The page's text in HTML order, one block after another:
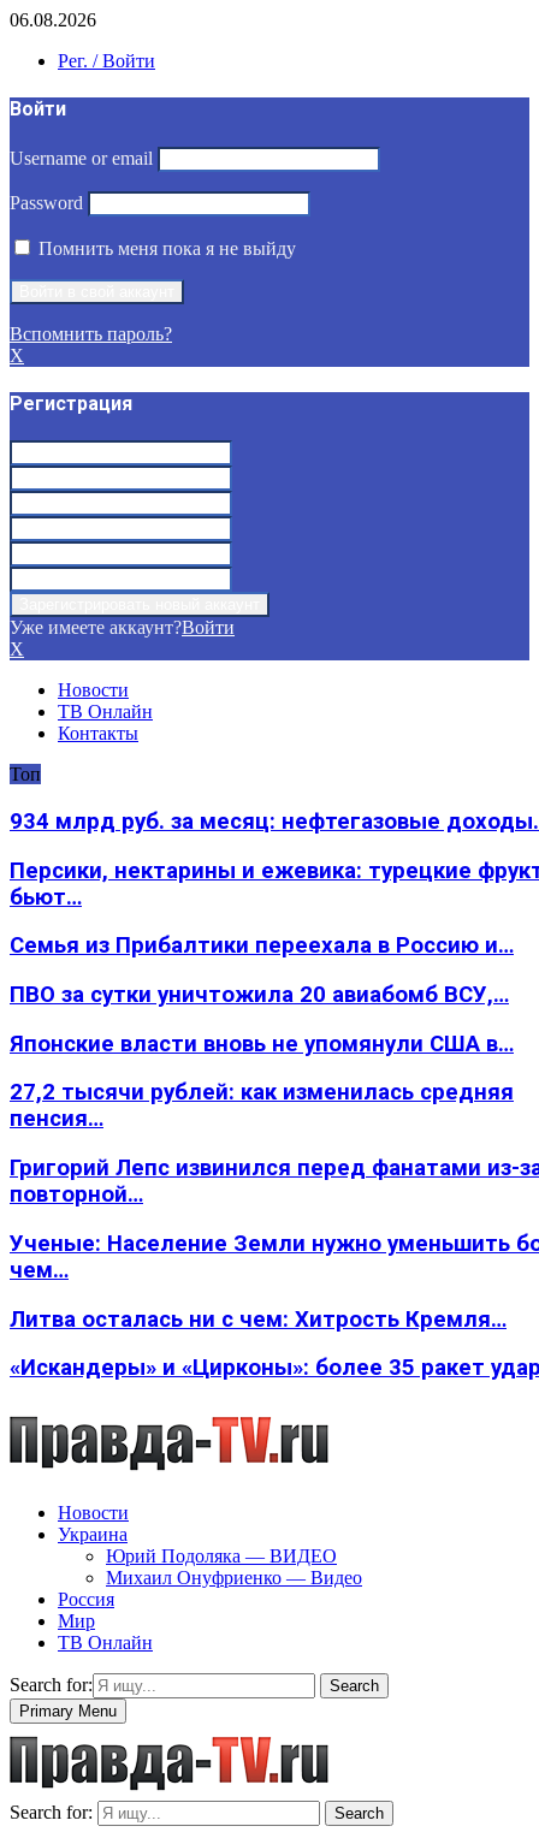
06.08.2026
Рег. / Войти
Войти
Username or email
Password
Помнить меня пока я не выйду
Вспомнить пароль?
X
Регистрация
Уже имеете аккаунт?Войти
X
Новости
ТВ Онлайн
Контакты
Топ
934 млрд руб. за месяц: нефтегазовые
Персики, нектарины и ежевика: турецкие
бьют…
Семья из Прибалтики переехала в Россию и…
ПВО за сутки уничтожила 20 авиабомб ВСУ,…
Японские власти вновь не упомянули США в…
27,2 тысячи рублей: как изменилась средняя
пенсия…
Григорий Лепс извинился перед фанатами из-
повторной…
Ученые: Население Земли нужно уменьшить
чем…
Литва осталась ни с чем: Хитрость Кремля…
«Искандеры» и «Цирконы»: более 35 ракет
Новости
Украина
Юрий Подоляка — ВИДЕО
Михаил Онуфриенко — Видео
Россия
Мир
ТВ Онлайн
Search for:
Search
Primary Menu
Search for: Search